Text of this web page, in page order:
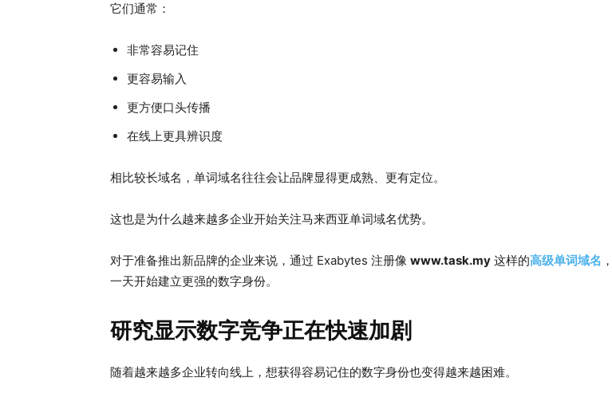
它们通常：
非常容易记住
更容易输入
更方便口头传播
在线上更具辨识度
相比较长域名，单词域名往往会让品牌显得更成熟、更有定位。
这也是为什么越来越多企业开始关注马来西亚单词域名优势。
对于准备推出新品牌的企业来说，通过 Exabytes 注册像 www.task.my 这样的高级单词域名
一天开始建立更强的数字身份。
研究显示数字竞争正在快速加剧
随着越来越多企业转向线上，想获得容易记住的数字身份也变得越来越困难。